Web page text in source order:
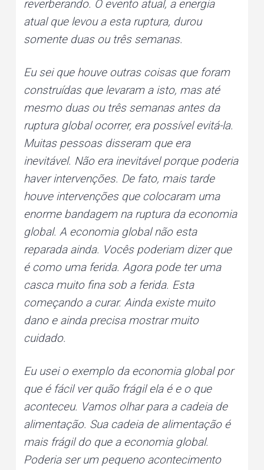
reverberando. O evento atual, a energia
atual que levou a esta ruptura, durou
somente duas ou três semanas.
Eu sei que houve outras coisas que foram
construídas que levaram a isto, mas até
mesmo duas ou três semanas antes da
ruptura global ocorrer, era possível evitá-la.
Muitas pessoas disseram que era
inevitável. Não era inevitável porque poderia
haver intervenções. De fato, mais tarde
houve intervenções que colocaram uma
enorme bandagem na ruptura da economia
global. A economia global não esta
reparada ainda. Vocês poderiam dizer que
é como uma ferida. Agora pode ter uma
casca muito fina sob a ferida. Esta
começando a curar. Ainda existe muito
dano e ainda precisa mostrar muito
cuidado.
Eu usei o exemplo da economia global por
que é fácil ver quão frágil ela é e o que
aconteceu. Vamos olhar para a cadeia de
alimentação. Sua cadeia de alimentação é
mais frágil do que a economia global.
Poderia ser um pequeno acontecimento